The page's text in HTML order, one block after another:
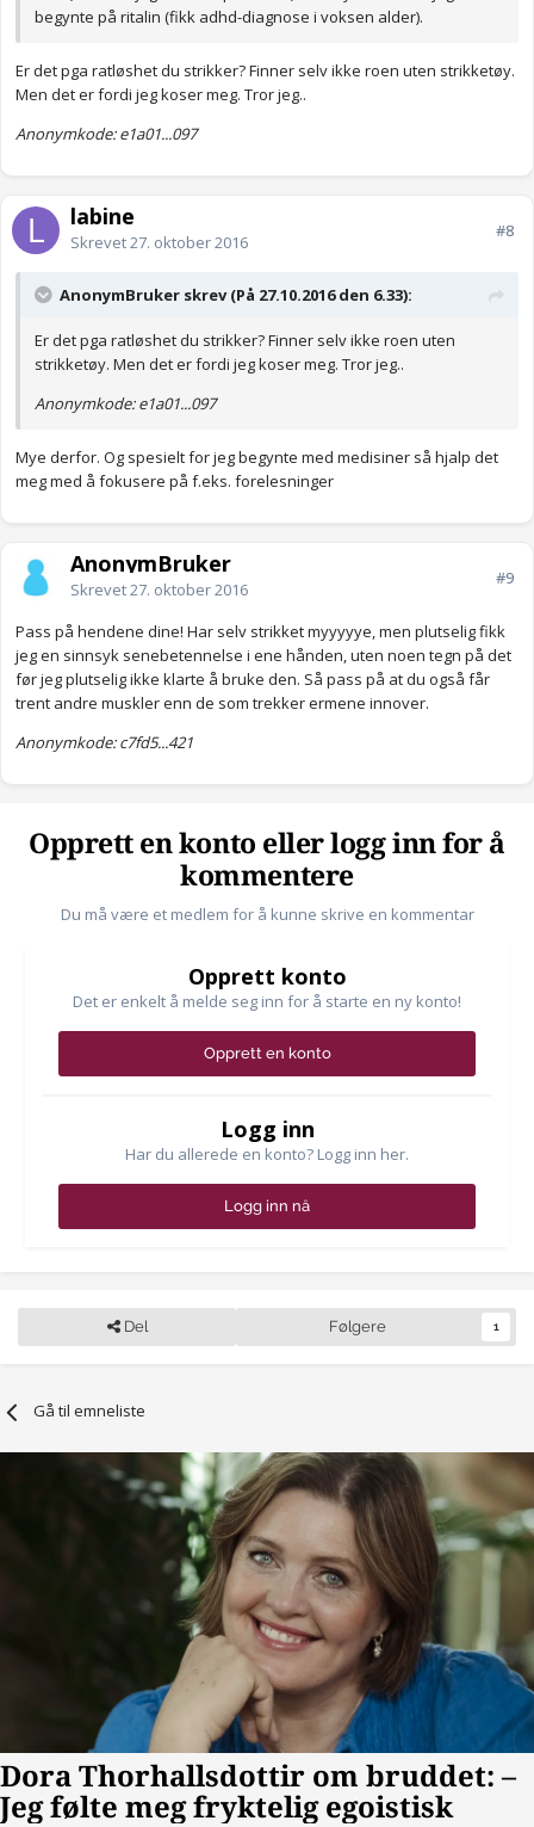
begynte på ritalin (fikk adhd-diagnose i voksen alder).
Er det pga ratløshet du strikker? Finner selv ikke roen uten strikketøy.
Men det er fordi jeg koser meg. Tror jeg..
Anonymkode: e1a01...097
labine
Skrevet27. oktober 2016
#8
AnonymBruker skrev (På 27.10.2016 den 6.33):
Er det pga ratløshet du strikker? Finner selv ikke roen uten
strikketøy. Men det er fordi jeg koser meg. Tror jeg..
Anonymkode: e1a01...097
Mye derfor. Og spesielt for jeg begynte med medisiner så hjalp det
meg med å fokusere på f.eks. forelesninger
AnonymBruker
Skrevet27. oktober 2016
#9
Pass på hendene dine! Har selv strikket myyyyye, men plutselig fikk
jeg en sinnsyk senebetennelse i ene hånden, uten noen tegn på det
før jeg plutselig ikke klarte å bruke den. Så pass på at du også får
trent andre muskler enn de som trekker ermene innover.
Anonymkode: c7fd5...421
Opprett en konto eller logg inn for å
kommentere
Du må være et medlem for å kunne skrive en kommentar
Opprett konto
Det er enkelt å melde seg inn for å starte en ny konto!
Opprett en konto
Logg inn
Har du allerede en konto? Logg inn her.
Logg inn nå
Del Følgere 1
Gå til emneliste